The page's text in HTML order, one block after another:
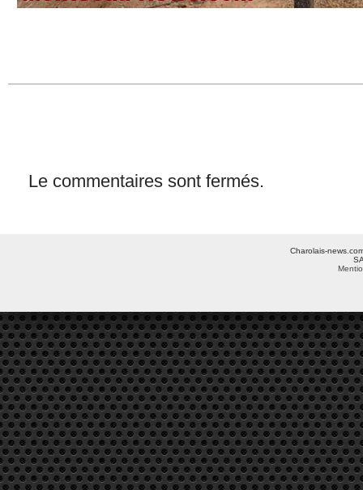
Le commentaires sont fermés.
Charolais-